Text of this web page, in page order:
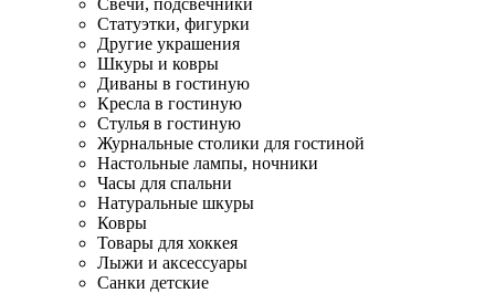
Свечи, подсвечники
Статуэтки, фигурки
Другие украшения
Шкуры и ковры
Диваны в гостиную
Кресла в гостиную
Стулья в гостиную
Журнальные столики для гостиной
Настольные лампы, ночники
Часы для спальни
Натуральные шкуры
Ковры
Товары для хоккея
Лыжи и аксессуары
Санки детские